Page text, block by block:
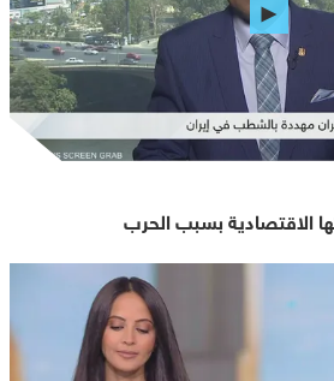
الاقتصادية بسبب الحرب